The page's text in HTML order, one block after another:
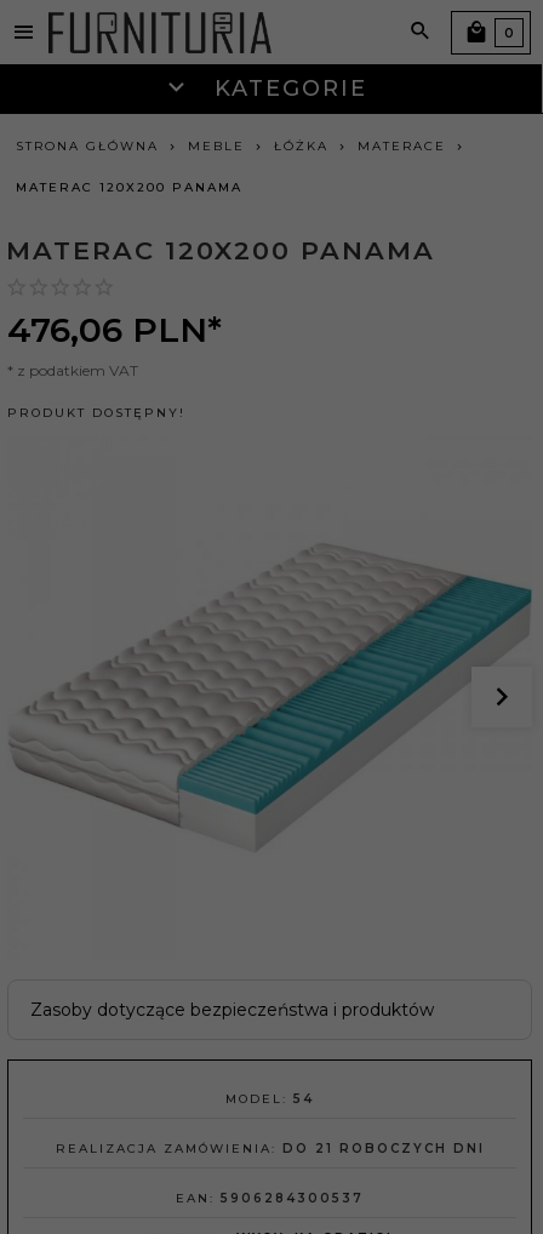
KATEGORIE
0
STRONA GŁÓWNA MEBLE ŁÓŻKA MATERACE
MATERAC 120X200 PANAMA
MATERAC 120X200 PANAMA
476,06 PLN*
* z podatkiem VAT
PRODUKT DOSTĘPNY!
Zasoby dotyczące bezpieczeństwa i produktów
MODEL: 54
REALIZACJA ZAMÓWIENIA: DO 21 ROBOCZYCH DNI
EAN: 5906284300537